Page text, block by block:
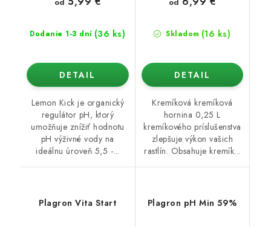
Dodanie 1-3 dní (36 ks)
DETAIL
Lemon Kick je organický
regulátor pH, ktorý
umožňuje znížiť hodnotu
pH výživné vody na
ideálnu úroveň 5,5 -...
Skladom (16 ks)
DETAIL
Kremíková kremíková
hornina 0,25 L
kremíkového príslušenstva
zlepšuje výkon vašich
rastlín. Obsahuje kremík...
Plagron Vita Start Plagron pH Min 59%